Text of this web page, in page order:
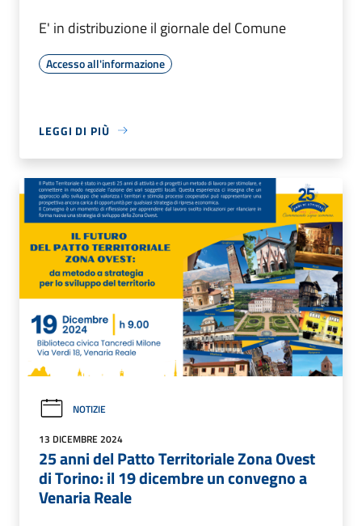
E' in distribuzione il giornale del Comune
Accesso all'informazione
LEGGI DI PIÙ
NOTIZIE
13 DICEMBRE 2024
25 anni del Patto Territoriale Zona Ovest
di Torino: il 19 dicembre un convegno a
Venaria Reale